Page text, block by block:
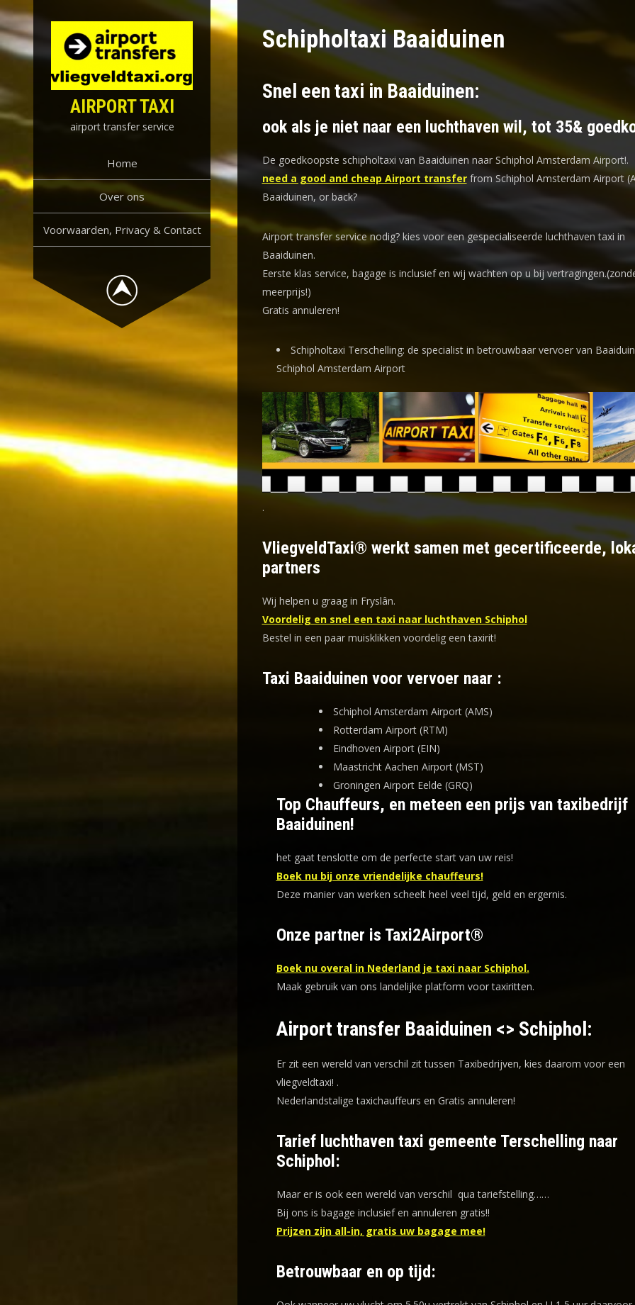
Skip
to
content
AIRPORT TAXI
airport transfer service
Home
Over ons
Voorwaarden, Privacy & Contact
Schipholtaxi Baaiduinen
Snel een taxi in Baaiduinen:
ook als je niet naar een luchthaven wil, tot 35&
De goedkoopste schipholtaxi van Baaiduinen naar Schiphol Amsterdam Airport!.
need a good and cheap Airport transferfrom Schiphol Amsterdam Airport
Baaiduinen, or back?
Airport transfer service nodig? kies voor een gespecialiseerde luchthaven taxi in
Baaiduinen.
Eerste klas service, bagage is inclusief en wij wachten op u bij
meerprijs!)
Gratis annuleren!
Schipholtaxi Terschelling: de specialist in betrouwbaar vervoer van
Schiphol Amsterdam Airport
.
VliegveldTaxi® werkt samen met gecertificeerde,
partners
Wij helpen u graag in Fryslân.
Voordelig en snel een taxi naar luchthaven Schiphol
Bestel in een paar muisklikken voordelig een taxirit!
Taxi Baaiduinen voor vervoer naar :
Schiphol Amsterdam Airport (AMS)
Rotterdam Airport (RTM)
Eindhoven Airport (EIN)
Maastricht Aachen Airport (MST)
Groningen Airport Eelde (GRQ)
Top Chauffeurs, en meteen een prijs van taxibedrijf
Baaiduinen!
het gaat tenslotte om de perfecte start van uw reis!
Boek nu bij onze vriendelijke chauffeurs!
Deze manier van werken scheelt heel veel tijd, geld en ergernis.
Onze partner is Taxi2Airport®
Boek nu overal in Nederland je taxi naar Schiphol.
Maak gebruik van ons landelijke platform voor taxiritten.
Airport transfer Baaiduinen <> Schiphol:
Er zit een wereld van verschil zit tussen Taxibedrijven, kies daarom voor een
vliegveldtaxi! .
Nederlandstalige taxichauffeurs en Gratis annuleren!
Tarief luchthaven taxi gemeente Terschelling naar
Schiphol:
Maar er is ook een wereld van verschil qua tariefstelling……
Bij ons is bagage inclusief en annuleren gratis!!
Prijzen zijn all-in, gratis uw bagage mee!
Betrouwbaar en op tijd: